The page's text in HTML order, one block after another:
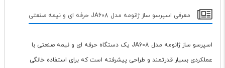
معرفی اسپرسو ساز ژانومه مدل JA608 حرفه ای و نیمه صنعتی
اسپرسو ساز ژانومه مدل JA608 یک دستگاه حرفه ای و نیمه صنعتی با
عملکردی بسیار قدرتمند و طراحی پیشرفته است که برای استفاده خانگی